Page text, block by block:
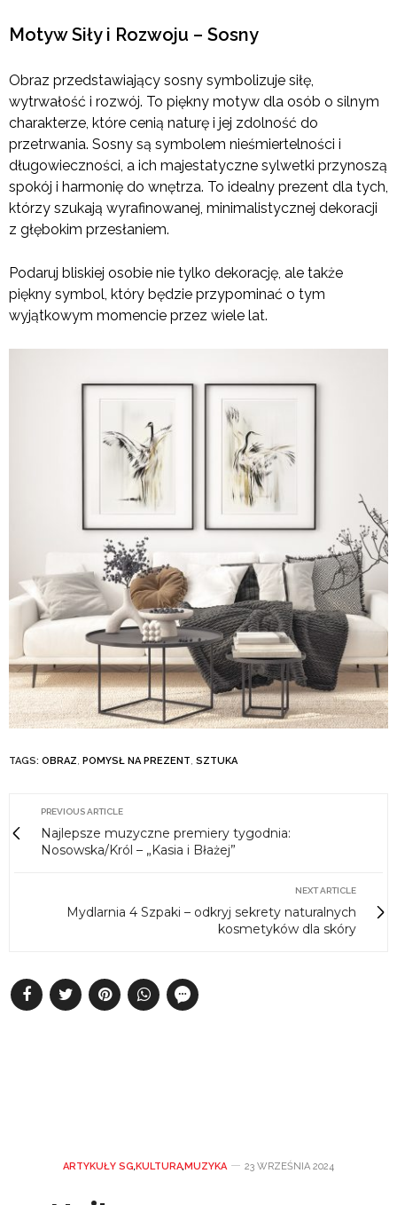
Motyw Siły i Rozwoju – Sosny
Obraz przedstawiający sosny symbolizuje siłę,
wytrwałość i rozwój. To piękny motyw dla osób o silnym
charakterze, które cenią naturę i jej zdolność do
przetrwania. Sosny są symbolem nieśmiertelności i
długowieczności, a ich majestatyczne sylwetki przynoszą
spokój i harmonię do wnętrza. To idealny prezent dla tych,
którzy szukają wyrafinowanej, minimalistycznej dekoracji
z głębokim przesłaniem.
Podaruj bliskiej osobie nie tylko dekorację, ale także
piękny symbol, który będzie przypominać o tym
wyjątkowym momencie przez wiele lat.
TAGS: OBRAZ POMYSŁ NA PREZENT SZTUKA
PREVIOUS ARTICLE
Najlepsze muzyczne premiery tygodnia:
Nosowska/Król – „Kasia i Błażej”
NEXT ARTICLE
Mydlarnia 4 Szpaki – odkryj sekrety naturalnych
kosmetyków dla skóry
ARTYKUŁY SG KULTURAMUZYKA 23 WRZEŚNIA 2024